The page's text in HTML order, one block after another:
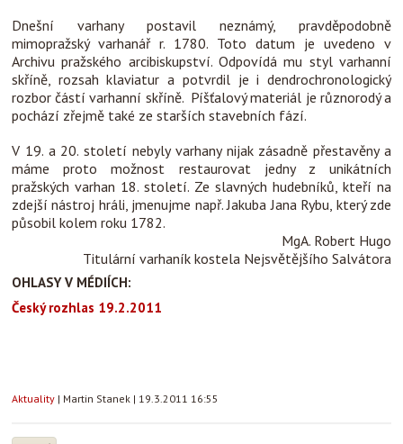
Dnešní varhany postavil neznámý, pravděpodobně
mimopražský varhanář r. 1780. Toto datum je uvedeno v
Archivu pražského arcibiskupství. Odpovídá mu styl varhanní
skříně, rozsah klaviatur a potvrdil je i dendrochronologický
rozbor částí varhanní skříně. Píšťalový materiál je různorodý a
pochází zřejmě také ze starších stavebních fází.
V 19. a 20. století nebyly varhany nijak zásadně přestavěny a
máme proto možnost restaurovat jedny z unikátních
pražských varhan 18. století. Ze slavných hudebníků, kteří na
zdejší nástroj hráli, jmenujme např. Jakuba Jana Rybu, který zde
působil kolem roku 1782.
MgA. Robert Hugo
Titulární varhaník kostela Nejsvětějšího Salvátora
OHLASY V MÉDIÍCH:
Český rozhlas 19.2.2011
Aktuality | Martin Stanek | 19.3.2011 16:55